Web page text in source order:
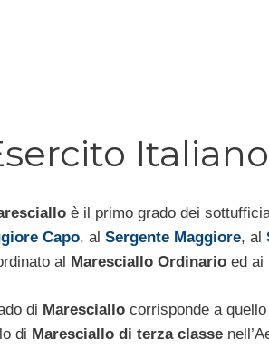
è il primo grado dei
Capo, al Sergente Maggiore, al
al Maresciallo Ordinario ed ai
di Maresciallocorrisponde a quello
di Maresciallo di terza classe